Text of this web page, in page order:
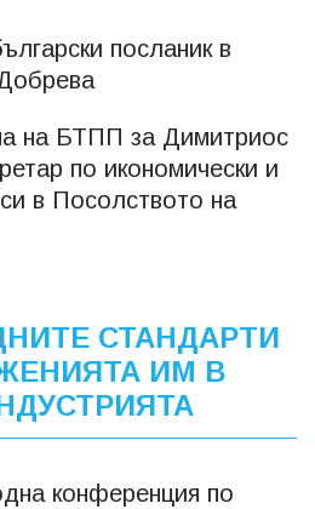
посланик в
на БТПП за Димитриос
по икономически и
в Посолството на
СТАНДАРТИ
ИМ В
конференция по